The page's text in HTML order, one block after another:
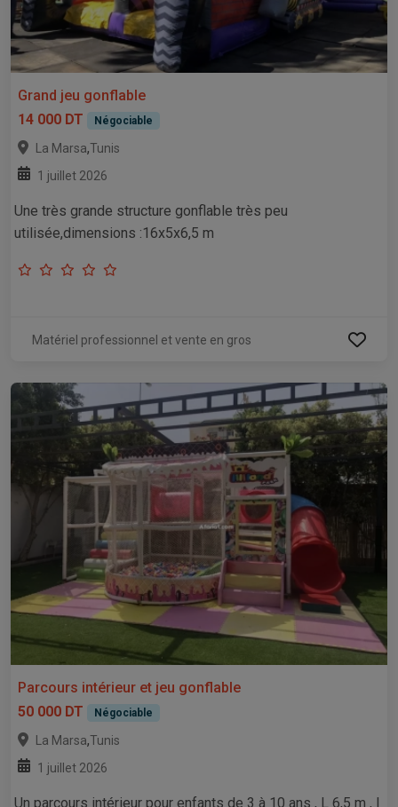
Grand jeu gonflable
14 000 DT
Négociable
La Marsa,Tunis
1 juillet 2026
Une très grande structure gonflable très peu
utilisée,dimensions :16x5x6,5 m
Matériel professionnel et vente en gros
Parcours intérieur et jeu gonflable
50 000 DT
Négociable
La Marsa,Tunis
1 juillet 2026
Un parcours intérieur pour enfants de 3 à 10 ans , L 6,5 m , l